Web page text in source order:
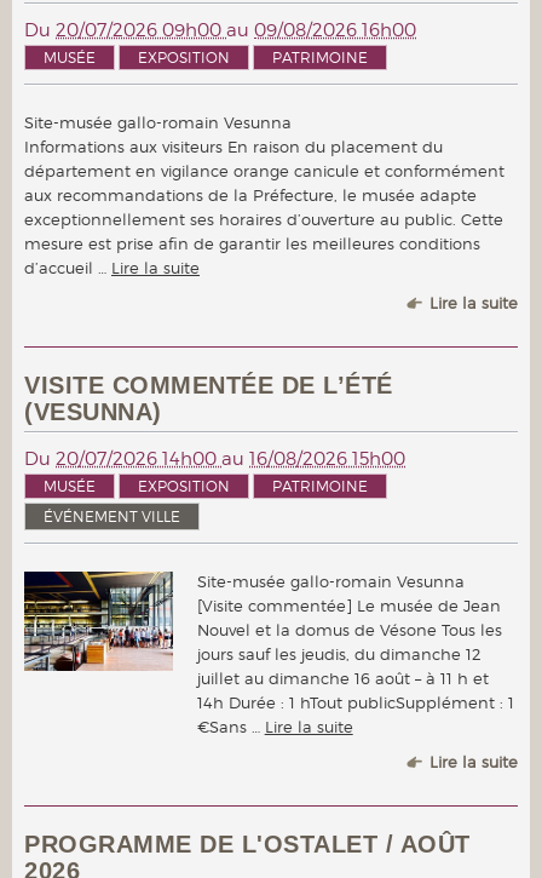
Du 20/07/2026 09h00 au 09/08/2026 16h00
MUSÉE EXPOSITION PATRIMOINE
Site-musée gallo-romain Vesunna
Informations aux visiteurs En raison du placement du
département en vigilance orange canicule et conformément
aux recommandations de la Préfecture, le musée adapte
exceptionnellement ses horaires d’ouverture au public. Cette
mesure est prise afin de garantir les meilleures conditions
d’accueil … Lire la suite
Lire la suite
VISITE COMMENTÉE DE L’ÉTÉ
(VESUNNA)
Du 20/07/2026 14h00 au 16/08/2026 15h00
MUSÉE EXPOSITION
PATRIMOINE
ÉVÉNEMENT VILLE
Site-musée gallo-romain Vesunna
[Visite commentée] Le musée de Jean
Nouvel et la domus de Vésone Tous les
jours sauf les jeudis, du dimanche 12
juillet au dimanche 16 août – à 11 h et
14h Durée : 1 hTout publicSupplément : 1
€Sans … Lire la suite
Lire la suite
PROGRAMME DE L'OSTALET / AOÛT
2026